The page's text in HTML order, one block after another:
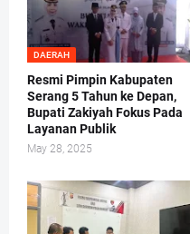
DAERAH
Resmi Pimpin Kabupaten
Serang 5 Tahun ke Depan,
Bupati Zakiyah Fokus Pada
Layanan Publik
May 28, 2025